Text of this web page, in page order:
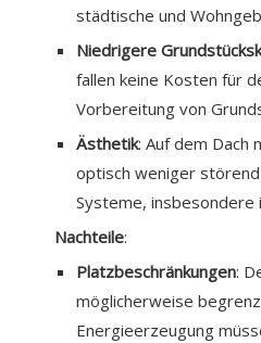
städtische und
Niedrigere
fallen keine Kosten für
Vorbereitung von
Ästhetik: Auf dem
optisch weniger
Systeme, insbesondere
Nachteile:
Platzbeschränkungen:
möglicherweise
Energieerzeugung